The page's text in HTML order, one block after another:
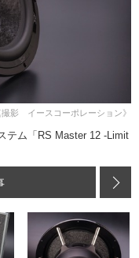
撮影 イースコーポレーション》
テム「RS Master 12 -Limit